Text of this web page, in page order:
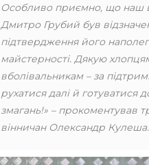
Особливо приємно, що наш
Дмитро Грубий був
підтвердження його
майстерності. Дякую
вболівальникам – за
рухатися далі й готуватися
змагань!» – прокоментував
вінничан Олександр Кулеша.